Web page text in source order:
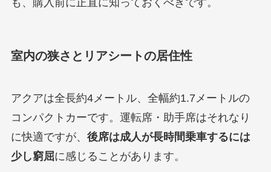
室内の狭さとリアシートの居住性
アクアは全長約4メートル、全幅約1.7メートルの
コンパクトカーです。運転席・助手席はそれなり
に快適ですが、 後席は成人が長時間乗車するには
少し窮屈に感じることがあります。